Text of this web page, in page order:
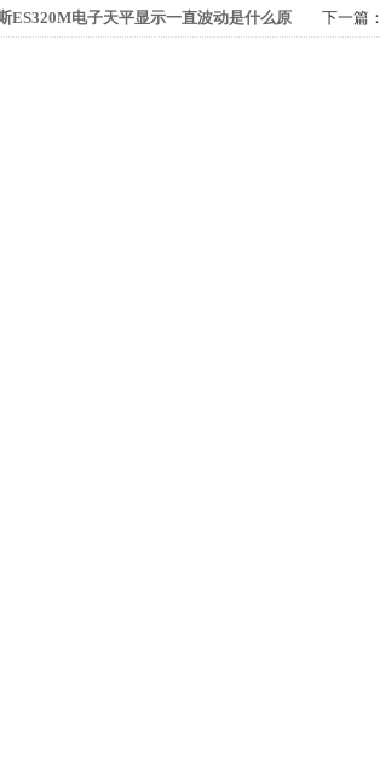
ES320M电子天平显示一直波动是什么原
下一篇：